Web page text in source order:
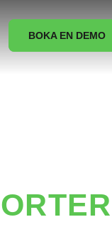
BOKA EN DEMO